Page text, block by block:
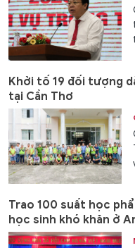
Khởi tố 19 đối tượng
tại Cần Thơ
Trao 100 suất học
học sinh khó khăn ở